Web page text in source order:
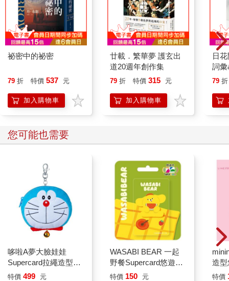
祕密中的祕密
79 折 特價 537 元
加入購物車
廿載．繁華夢 護玄出
道20週年創作集
79 折 特價 315 元
加入購物車
日
詞
79 折
您可能也需要
哆啦A夢大臉娃娃
Supercard拉繩造型悠
遊卡【受託代銷】
特價 499 元
WASABI BEAR 一起
野餐Supercard悠遊卡-
黃芥末熊【受託代銷】
特價 150 元
造
特價